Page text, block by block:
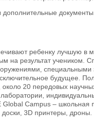
дополнительные документы.
ребенку лучшую в
на результат учеником.
специальными
будущее.
20 передовых
Global Campus –
3D принтеры, дроны.